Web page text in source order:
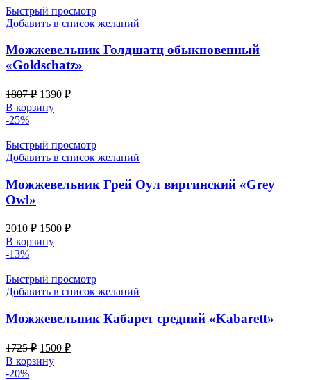
Быстрый просмотр
Добавить в список желаний
Можжевельник Голдшатц обыкновенный
«Goldschatz»
1807₽ Первоначальная
цена
составляла
1390 ₽Текущая
В корзину
-25%
Быстрый просмотр
Добавить в список желаний
Можжевельник Грей Оул виргинский «Grey
Owl»
2010₽ Первоначальная
цена
составляла
1500 ₽Текущая
В корзину
-13%
Быстрый просмотр
Добавить в список желаний
Можжевельник Кабарет средний «Kabarett»
1725₽ Первоначальная
цена
составляла
1500 ₽Текущая
В корзину
-20%